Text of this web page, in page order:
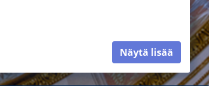
Näytä lisää